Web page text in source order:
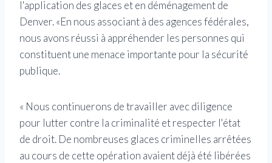
l'application des glaces et en déménagement de
Denver. «En nous associant à des agences fédérales,
nous avons réussi à appréhender les personnes qui
constituent une menace importante pour la sécurité
publique.
« Nous continuerons de travailler avec diligence
pour lutter contre la criminalité et respecter l'état
de droit. De nombreuses glaces criminelles arrêtées
au cours de cette opération avaient déjà été libérées